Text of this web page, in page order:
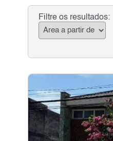
Filtre os resultados: